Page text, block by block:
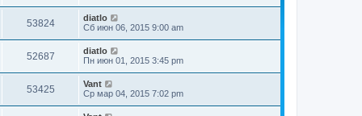
53824
diatlo
Сб июн 06, 2015 9:00 am
52687
diatlo
Пн июн 01, 2015 3:45 pm
53425
Vant
Ср мар 04, 2015 7:02 pm